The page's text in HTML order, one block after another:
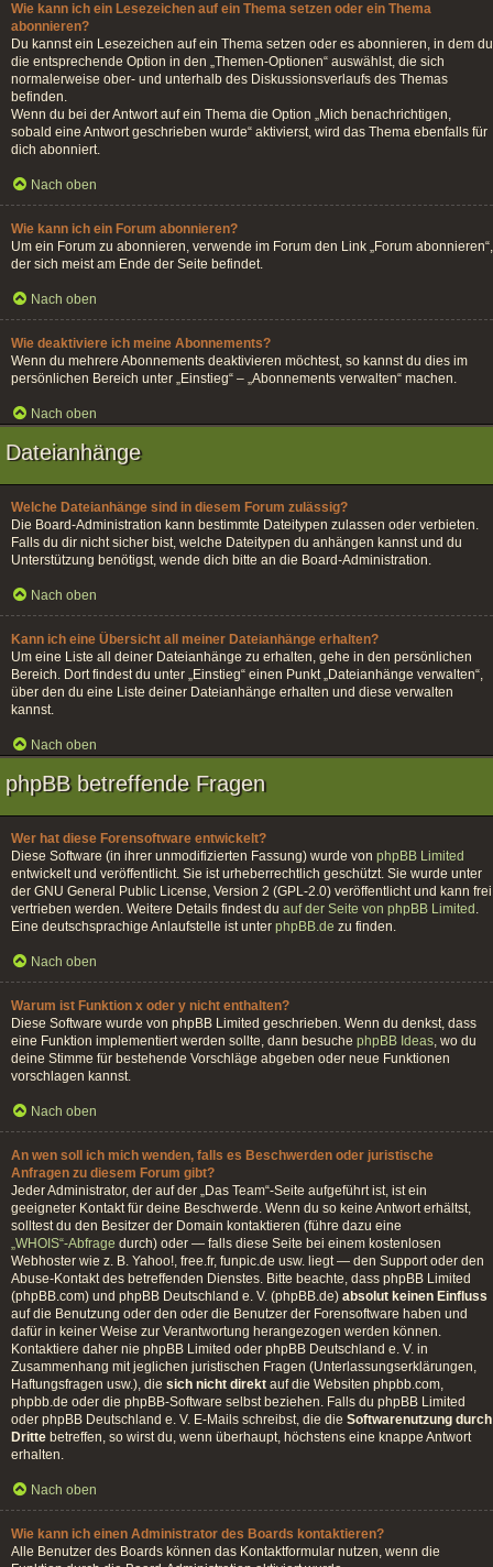
Wie kann ich ein Lesezeichen auf ein Thema setzen oder ein Thema
abonnieren?
Du kannst ein Lesezeichen auf ein Thema setzen oder es abonnieren, in dem du
die entsprechende Option in den „Themen-Optionen“ auswählst, die sich
normalerweise ober- und unterhalb des Diskussionsverlaufs des Themas
befinden.
Wenn du bei der Antwort auf ein Thema die Option „Mich benachrichtigen,
sobald eine Antwort geschrieben wurde“ aktivierst, wird das Thema ebenfalls für
dich abonniert.
Nach oben
Wie kann ich ein Forum abonnieren?
Um ein Forum zu abonnieren, verwende im Forum den Link „Forum abonnieren“,
der sich meist am Ende der Seite befindet.
Nach oben
Wie deaktiviere ich meine Abonnements?
Wenn du mehrere Abonnements deaktivieren möchtest, so kannst du dies im
persönlichen Bereich unter „Einstieg“ – „Abonnements verwalten“ machen.
Nach oben
Dateianhänge
Welche Dateianhänge sind in diesem Forum zulässig?
Die Board-Administration kann bestimmte Dateitypen zulassen oder verbieten.
Falls du dir nicht sicher bist, welche Dateitypen du anhängen kannst und du
Unterstützung benötigst, wende dich bitte an die Board-Administration.
Nach oben
Kann ich eine Übersicht all meiner Dateianhänge erhalten?
Um eine Liste all deiner Dateianhänge zu erhalten, gehe in den persönlichen
Bereich. Dort findest du unter „Einstieg“ einen Punkt „Dateianhänge verwalten“,
über den du eine Liste deiner Dateianhänge erhalten und diese verwalten
kannst.
Nach oben
phpBB betreffende Fragen
Wer hat diese Forensoftware entwickelt?
Diese Software (in ihrer unmodifizierten Fassung) wurde von phpBB Limited
entwickelt und veröffentlicht. Sie ist urheberrechtlich geschützt. Sie wurde unter
der GNU General Public License, Version 2 (GPL-2.0) veröffentlicht und kann frei
vertrieben werden. Weitere Details findest du auf der Seite von phpBB Limited .
Eine deutschsprachige Anlaufstelle ist unter phpBB.de zu finden.
Nach oben
Warum ist Funktion x oder y nicht enthalten?
Diese Software wurde von phpBB Limited geschrieben. Wenn du denkst, dass
eine Funktion implementiert werden sollte, dann besuche phpBB Ideas, wo du
deine Stimme für bestehende Vorschläge abgeben oder neue Funktionen
vorschlagen kannst.
Nach oben
An wen soll ich mich wenden, falls es Beschwerden oder juristische
Anfragen zu diesem Forum gibt?
Jeder Administrator, der auf der „Das Team“-Seite aufgeführt ist, ist ein
geeigneter Kontakt für deine Beschwerde. Wenn du so keine Antwort erhältst,
solltest du den Besitzer der Domain kontaktieren (führe dazu eine
„WHOIS“-Abfrage durch) oder — falls diese Seite bei einem kostenlosen
Webhoster wie z. B. Yahoo!, free.fr, funpic.de usw. liegt — den Support oder den
Abuse-Kontakt des betreffenden Dienstes. Bitte beachte, dass phpBB Limited
(phpBB.com) und phpBB Deutschland e. V. (phpBB.de) absolut keinen Einfluss
auf die Benutzung oder den oder die Benutzer der Forensoftware haben und
dafür in keiner Weise zur Verantwortung herangezogen werden können.
Kontaktiere daher nie phpBB Limited oder phpBB Deutschland e. V. in
Zusammenhang mit jeglichen juristischen Fragen (Unterlassungserklärungen,
Haftungsfragen usw.), die sich nicht direkt auf die Websiten phpbb.com,
phpbb.de oder die phpBB-Software selbst beziehen. Falls du phpBB Limited
oder phpBB Deutschland e. V. E-Mails schreibst, die die Softwarenutzung durch
Dritte betreffen, so wirst du, wenn überhaupt, höchstens eine knappe Antwort
erhalten.
Nach oben
Wie kann ich einen Administrator des Boards kontaktieren?
Alle Benutzer des Boards können das Kontaktformular nutzen, wenn die